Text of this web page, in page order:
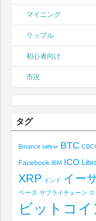
マイニング
リップル
初心者向け
市況
タグ
Binance bitflyer BTC
Facebook IBM ICO
XRP インド イー
ベース サプライチェーン
ビットコイ